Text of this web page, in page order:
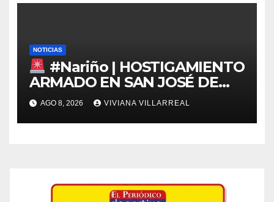
NOTICIAS
#Nariño | HOSTIGAMIENTO
ARMADO EN SAN JOSÉ DE
ALBÁN
AGO 8, 2026 VIVIANA VILLARREAL